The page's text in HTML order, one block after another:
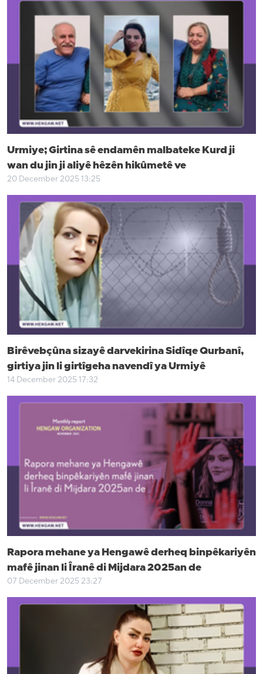
Urmiye; Girtina sê endamên malbateke Kurd ji
wan du jin ji aliyê hêzên hikûmetê ve
20 December 2025 13:25
Birêvebçûna sizayê darvekirina Sidîqe Qurbanî,
girtiya jin li girtîgeha navendî ya Urmiyê
14 December 2025 17:32
Rapora mehane ya Hengawê derheq binpêkariyên
mafê jinan li Îranê di Mijdara 2025an de
07 December 2025 23:27